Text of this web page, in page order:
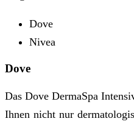
Dove
Nivea
Dove
Das Dove DermaSpa
Ihnen nicht nur